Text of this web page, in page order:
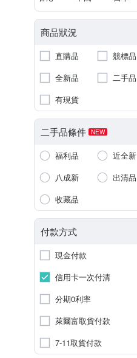
商品狀況
直購品
競標品
全新品
二手品
有現貨
二手品條件 NEW
福利品
近全新
八成新
出清品
收藏品
付款方式
現金付款
信用卡一次付清
分期0利率
萊爾富取貨付款
7-11取貨付款